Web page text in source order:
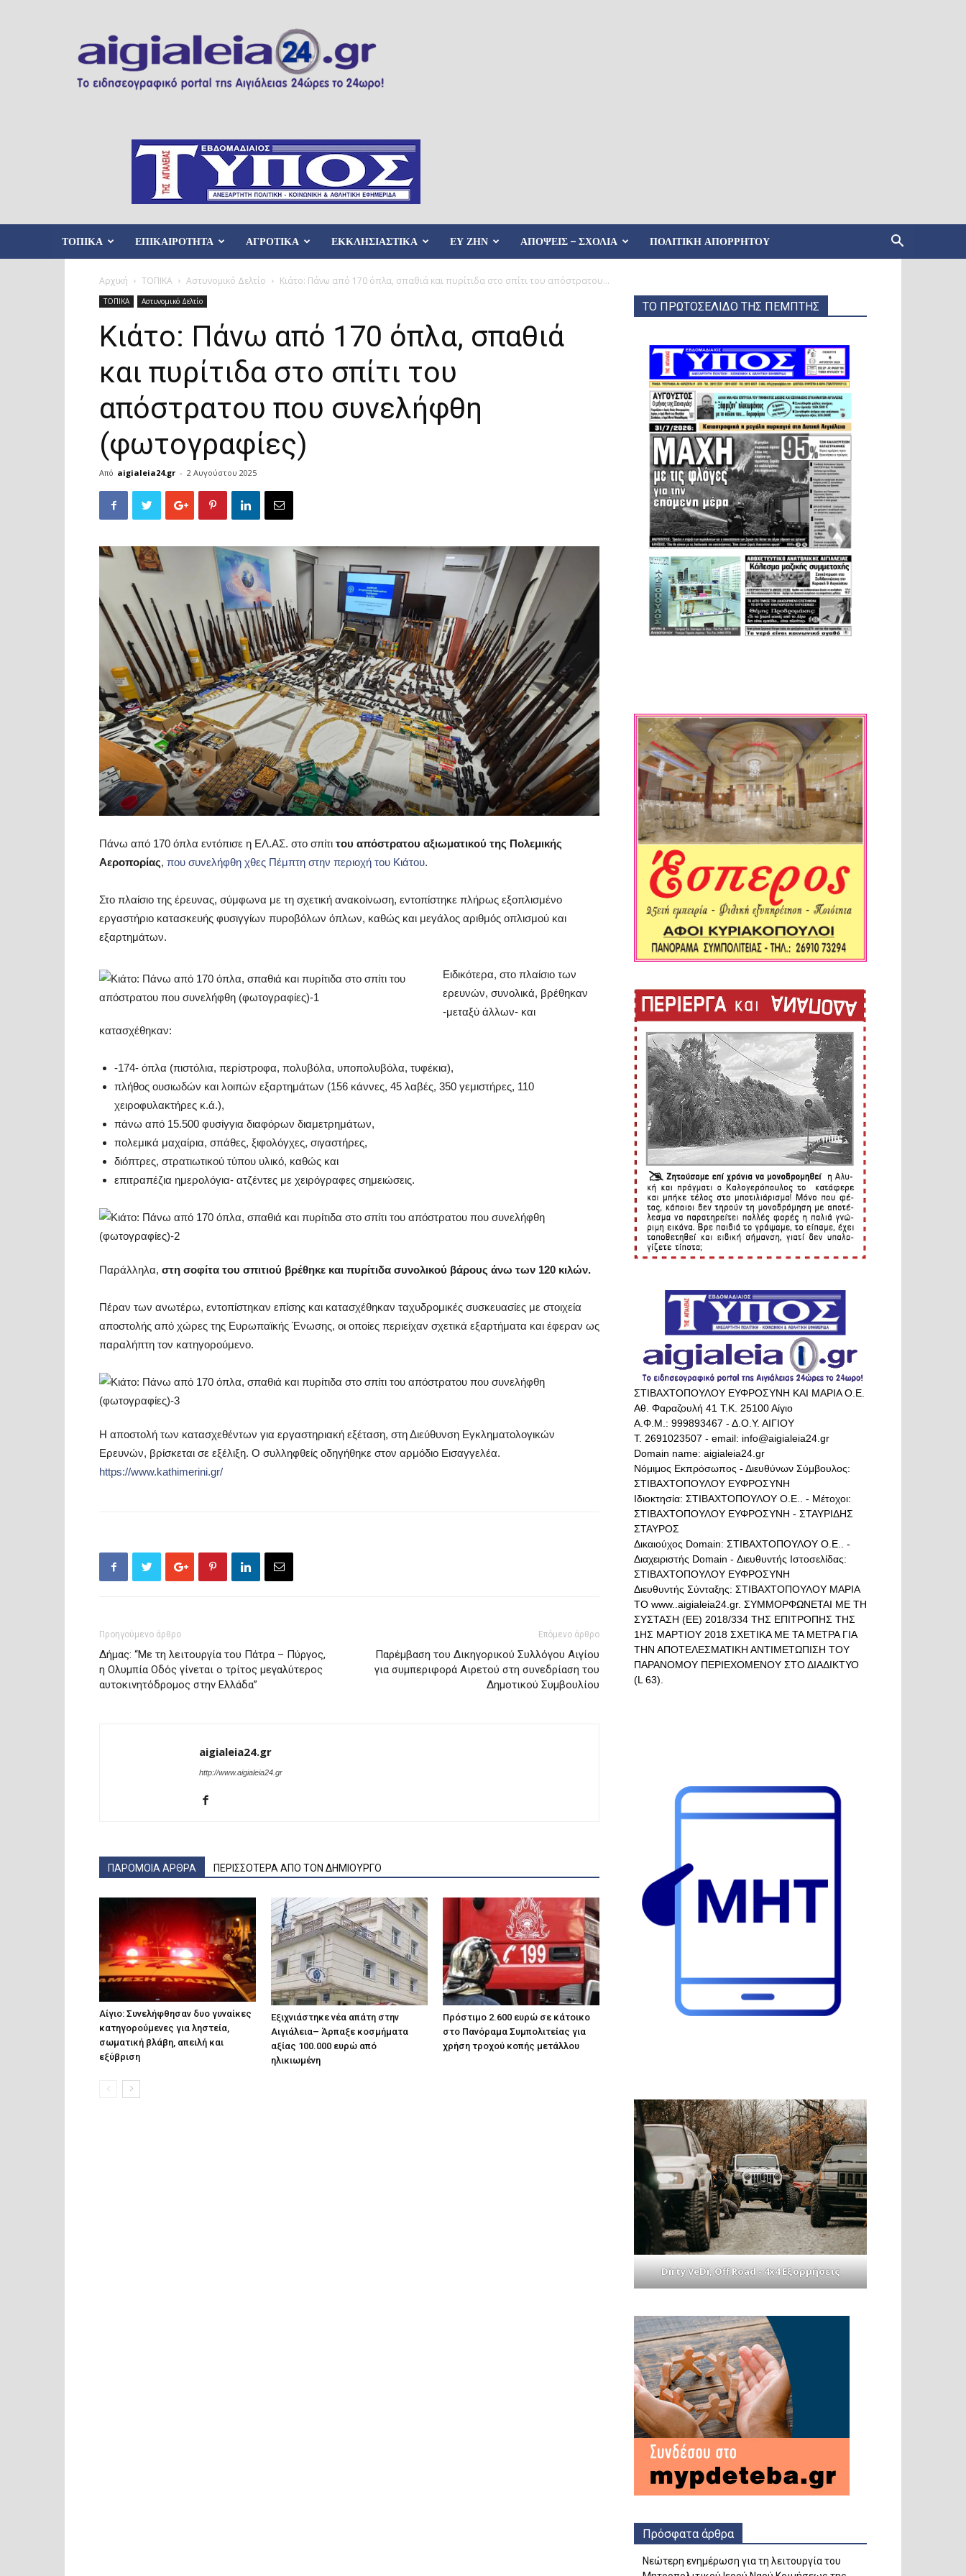
ΤΟΠΙΚΑ ΕΠΙΚΑΙΡΟΤΗΤΑ ΑΓΡΟΤΙΚΑ ΕΚΚΛΗΣΙΑΣΤΙΚΑ ΕΥ ΖΗΝ ΑΠΟΨΕΙΣ – ΣΧΟΛΙΑ ΠΟΛΙΤΙΚΉ ΑΠΟΡΡΉΤΟΥ
Αρχική ΤΟΠΙΚΑ Αστυνομικό Δελτίο Κιάτο: Πάνω από 170 όπλα, σπαθιά και πυρίτιδα στο σπίτι του απόστρατου...
ΤΟΠΙΚΑ Αστυνομικό Δελτίο
Κιάτο: Πάνω από 170 όπλα, σπαθιά
και πυρίτιδα στο σπίτι του
απόστρατου που συνελήφθη
(φωτογραφίες)
Από aigialeia24.gr - 2 Αυγούστου 2025
Πάνω από 170 όπλα εντόπισε η ΕΛ.ΑΣ. στο σπίτι του απόστρατου αξιωματικού της Πολεμικής
Αεροπορίας, που συνελήφθη χθες Πέμπτη στην περιοχή του Κιάτου.
Στο πλαίσιο της έρευνας, σύμφωνα με τη σχετική ανακοίνωση, εντοπίστηκε πλήρως εξοπλισμένο
εργαστήριο κατασκευής φυσιγγίων πυροβόλων όπλων, καθώς και μεγάλος αριθμός οπλισμού και
εξαρτημάτων.
Ειδικότερα, στο πλαίσιο των
ερευνών, συνολικά, βρέθηκαν
-μεταξύ άλλων- και
κατασχέθηκαν:
-174- όπλα (πιστόλια, περίστροφα, πολυβόλα, υποπολυβόλα, τυφέκια),
πλήθος ουσιωδών και λοιπών εξαρτημάτων (156 κάννες, 45 λαβές, 350 γεμιστήρες, 110
χειροφυλακτήρες κ.ά.),
πάνω από 15.500 φυσίγγια διαφόρων διαμετρημάτων,
πολεμικά μαχαίρια, σπάθες, ξιφολόγχες, σιγαστήρες,
διόπτρες, στρατιωτικού τύπου υλικό, καθώς και
επιτραπέζια ημερολόγια- ατζέντες με χειρόγραφες σημειώσεις.
Παράλληλα, στη σοφίτα του σπιτιού βρέθηκε και πυρίτιδα συνολικού βάρους άνω των 120 κιλών.
Πέραν των ανωτέρω, εντοπίστηκαν επίσης και κατασχέθηκαν ταχυδρομικές συσκευασίες με στοιχεία
αποστολής από χώρες της Ευρωπαϊκής Ένωσης, οι οποίες περιείχαν σχετικά εξαρτήματα και έφεραν ως
παραλήπτη τον κατηγορούμενο.
Η αποστολή των κατασχεθέντων για εργαστηριακή εξέταση, στη Διεύθυνση Εγκληματολογικών
Ερευνών, βρίσκεται σε εξέλιξη. Ο συλληφθείς οδηγήθηκε στον αρμόδιο Εισαγγελέα.
https://www.kathimerini.gr/
Προηγούμενο άρθρο
Δήμας: “Mε τη λειτουργία του Πάτρα – Πύργος,
η Ολυμπία Οδός γίνεται ο τρίτος μεγαλύτερος
αυτοκινητόδρομος στην Ελλάδα”
Επόμενο άρθρο
Παρέμβαση του Δικηγορικού Συλλόγου Αιγίου
για συμπεριφορά Αιρετού στη συνεδρίαση του
Δημοτικού Συμβουλίου
aigialeia24.gr
http://www.aigialeia24.gr
ΠΑΡΟΜΟΙΑ ΑΡΘΡΑ ΠΕΡΙΣΣΟΤΕΡΑ ΑΠΟ ΤΟΝ ΔΗΜΙΟΥΡΓΟ
Αίγιο: Συνελήφθησαν δυο γυναίκες
κατηγορούμενες για ληστεία,
σωματική βλάβη, απειλή και
εξύβριση
Εξιχνιάστηκε νέα απάτη στην
Αιγιάλεια– Άρπαξε κοσμήματα
αξίας 100.000 ευρώ από
ηλικιωμένη
Πρόστιμο 2.600 ευρώ σε κάτοικο
στο Πανόραμα Συμπολιτείας για
χρήση τροχού κοπής μετάλλου
ΤΟ ΠΡΩΤΟΣΕΛΙΔΟ ΤΗΣ ΠΕΜΠΤΗΣ
ΣΤΙΒΑΧΤΟΠΟΥΛΟΥ ΕΥΦΡΟΣΥΝΗ ΚΑΙ ΜΑΡΙΑ Ο.Ε.
Αθ. Φαραζουλή 41 Τ.Κ. 25100 Αίγιο
Α.Φ.Μ.: 999893467 - Δ.Ο.Υ. ΑΙΓΙΟΥ
Τ. 2691023507 - email: info@aigialeia24.gr
Domain name: aigialeia24.gr
Νόμιμος Εκπρόσωπος - Διευθύνων Σύμβουλος:
ΣΤΙΒΑΧΤΟΠΟΥΛΟΥ ΕΥΦΡΟΣΥΝΗ
Ιδιοκτησία: ΣΤΙΒΑΧΤΟΠΟΥΛΟΥ Ο.Ε.. - Μέτοχοι:
ΣΤΙΒΑΧΤΟΠΟΥΛΟΥ ΕΥΦΡΟΣΥΝΗ - ΣΤΑΥΡΙΔΗΣ
ΣΤΑΥΡΟΣ
Δικαιούχος Domain: ΣΤΙΒΑΧΤΟΠΟΥΛΟΥ Ο.Ε.. -
Διαχειριστής Domain - Διευθυντής Ιστοσελίδας:
ΣΤΙΒΑΧΤΟΠΟΥΛΟΥ ΕΥΦΡΟΣΥΝΗ
Διευθυντής Σύνταξης: ΣΤΙΒΑΧΤΟΠΟΥΛΟΥ ΜΑΡΙΑ
ΤΟ www..aigialeia24.gr. ΣΥΜΜΟΡΦΩΝΕΤΑΙ ΜΕ ΤΗ
ΣΥΣΤΑΣΗ (ΕΕ) 2018/334 ΤΗΣ ΕΠΙΤΡΟΠΗΣ ΤΗΣ
1ΗΣ ΜΑΡΤΙΟΥ 2018 ΣΧΕΤΙΚΑ ΜΕ ΤΑ ΜΕΤΡΑ ΓΙΑ
ΤΗΝ ΑΠΟΤΕΛΕΣΜΑΤΙΚΗ ΑΝΤΙΜΕΤΩΠΙΣΗ ΤΟΥ
ΠΑΡΑΝΟΜΟΥ ΠΕΡΙΕΧΟΜΕΝΟΥ ΣΤΟ ΔΙΑΔΙΚΤΥΟ
(L 63).
Dirty VeDi, Off Road - 4x4 Εξορμήσεις
Πρόσφατα άρθρα
Νεώτερη ενημέρωση για τη λειτουργία του